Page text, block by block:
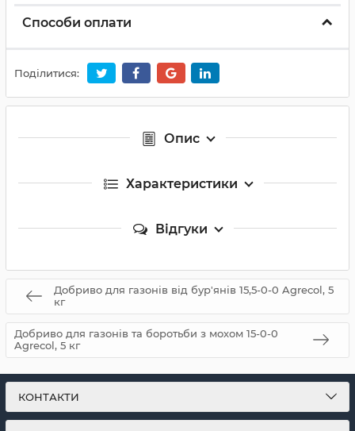
Способи оплати
Поділитися:
Опис
Характеристики
Відгуки
Добриво для газонів від бур'янів 15,5-0-0 Agrecol, 5
кг
Добриво для газонів та боротьби з мохом 15-0-0
Agrecol, 5 кг
КОНТАКТИ